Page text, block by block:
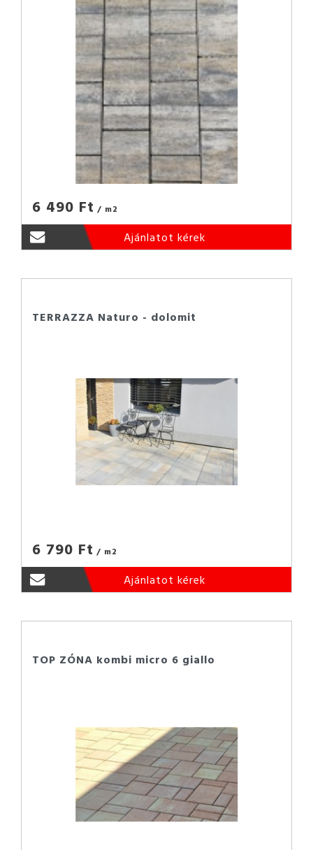
6 490 Ft / m2
Ajánlatot kérek
TERRAZZA Naturo - dolomit
6 790 Ft / m2
Ajánlatot kérek
TOP ZÓNA kombi micro 6 giallo